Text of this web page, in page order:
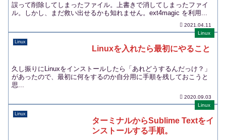
誤って削除してしまったファイル。上書きで消してしまったファイ
ル。しかし、まだ救い出せるかも知れません。ext4magic を利用...
2021.04.11
Linux
Linux
Linuxを入れたら最初にやること
久し振りにLinuxをインストールしたら「あれどうするんだっけ？」
があったので、最初に何をするのか自分用に手順を残しておこうと
思...
2020.09.03
Linux
Linux
ターミナルからSublime Textをイ
ンストールする手順。